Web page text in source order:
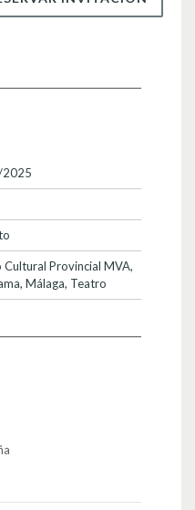
Cultural Provincial MVA,
, Málaga, Teatro